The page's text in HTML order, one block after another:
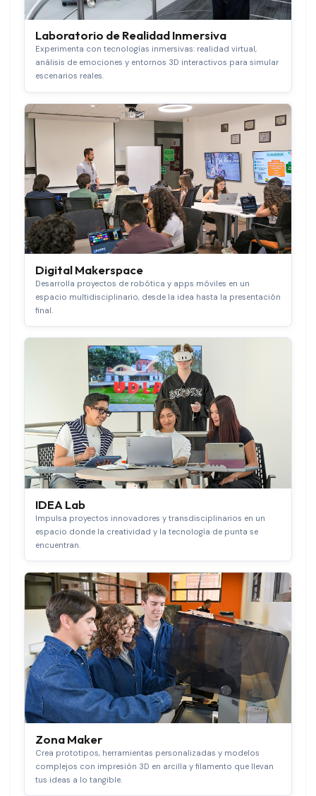
Laboratorio de Realidad Inmersiva
Experimenta con tecnologías inmersivas: realidad virtual,
análisis de emociones y entornos 3D interactivos para simular
escenarios reales.
Digital Makerspace
Desarrolla proyectos de robótica y apps móviles en un
espacio multidisciplinario, desde la idea hasta la presentación
final.
IDEA Lab
Impulsa proyectos innovadores y transdisciplinarios en un
espacio donde la creatividad y la tecnología de punta se
encuentran.
Zona Maker
Crea prototipos, herramientas personalizadas y modelos
complejos con impresión 3D en arcilla y filamento que llevan
tus ideas a lo tangible.